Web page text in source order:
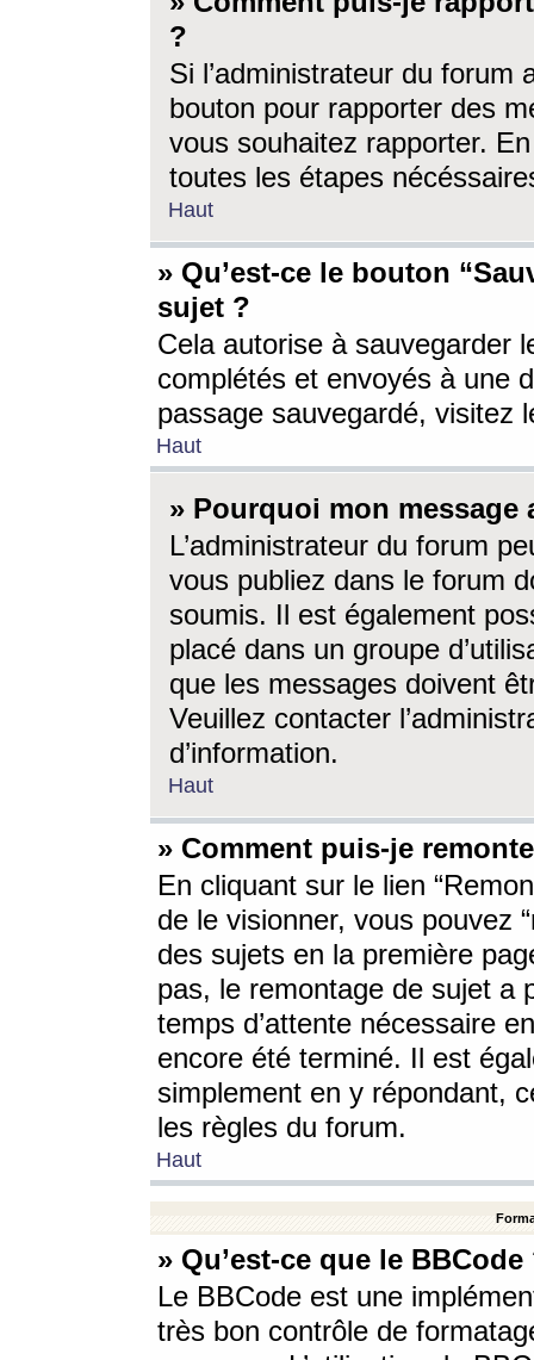
?
Si l’administrateur du forum
bouton pour rapporter des
vous souhaitez rapporter.
toutes les étapes
Haut
» Qu’est-ce le bouton
sujet ?
Cela autorise à sauvegarder
complétés et envoyés à une
passage sauvegardé, visitez
Haut
» Pourquoi mon message
L’administrateur du forum
vous publiez dans le forum
soumis. Il est également
placé dans un groupe
que les messages doivent
Veuillez contacter
d’information.
Haut
» Comment puis-je
En cliquant sur le lien
de le visionner, vous pouvez
des sujets en la première
pas, le remontage de sujet a
temps d’attente nécessaire
encore été terminé. Il est
simplement en y répondant,
les règles du forum.
Haut
» Qu’est-ce que le BBCode
Le BBCode est une
très bon contrôle de